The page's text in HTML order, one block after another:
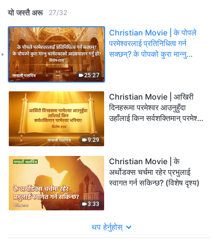
यो जस्तै अरू 27/32
25:27
Christian Movie | के पोपले
परमेश्‍वरलाई प्रतिनिधित्व गर्न
सक्छन्? के पोपको कुरा मान्‍नु
9:29
Christian Movie | आखिरी
दिनहरूमा परमेश्‍वर आउनुहुँदा
उहाँलाई किन सर्वशक्तिमान् परमेश्‍वर
3:33
Christian Movie | के
अर्थोडक्स चर्चमा रहेर प्रभुलाई
स्वागत गर्न सकिन्छ? (विशेष दृश्य)
थप हेर्नुहोस्